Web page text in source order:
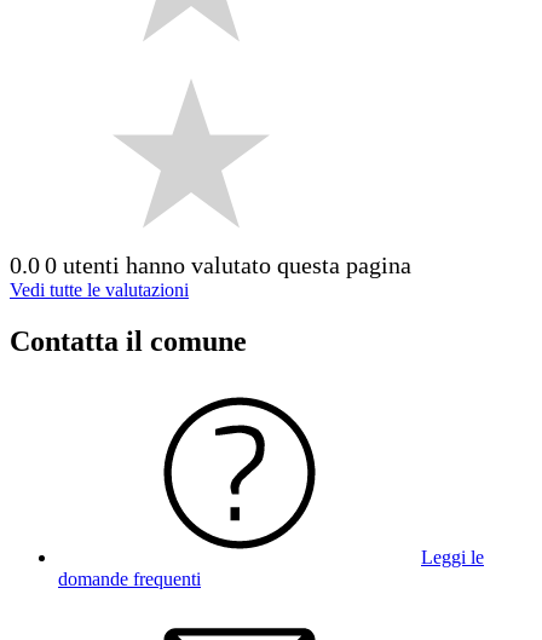
0.00 utenti hanno valutato questa pagina
Vedi tutte le valutazioni
Contatta il comune
Leggi le
domande frequenti